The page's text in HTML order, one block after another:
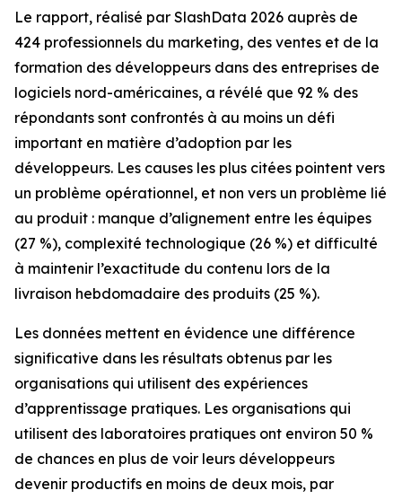
Le rapport, réalisé par SlashData 2026 auprès de
424 professionnels du marketing, des ventes et de la
formation des développeurs dans des entreprises de
logiciels nord-américaines, a révélé que 92 % des
répondants sont confrontés à au moins un défi
important en matière d’adoption par les
développeurs. Les causes les plus citées pointent vers
un problème opérationnel, et non vers un problème lié
au produit : manque d’alignement entre les équipes
(27 %), complexité technologique (26 %) et difficulté
à maintenir l’exactitude du contenu lors de la
livraison hebdomadaire des produits (25 %).
Les données mettent en évidence une différence
significative dans les résultats obtenus par les
organisations qui utilisent des expériences
d’apprentissage pratiques. Les organisations qui
utilisent des laboratoires pratiques ont environ 50 %
de chances en plus de voir leurs développeurs
devenir productifs en moins de deux mois, par